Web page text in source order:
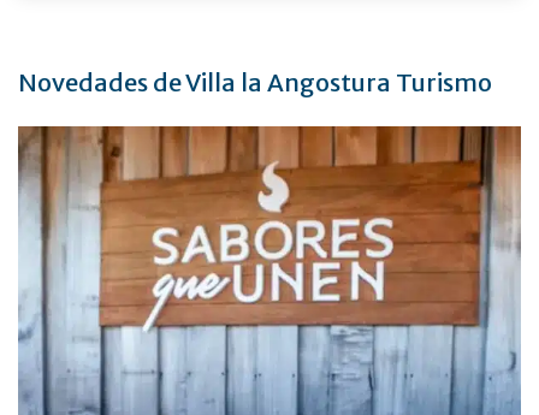
Novedades de Villa la Angostura Turismo